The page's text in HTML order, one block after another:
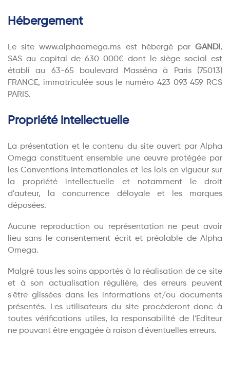
Hébergement
Le site www.alphaomega.ms est hébergé par GANDI ,
SAS au capital de 630 000€ dont le siège social est
établi au 63-65 boulevard Masséna à Paris (75013)
FRANCE, immatriculée sous le numéro 423 093 459 RCS
PARIS.
Propriété intellectuelle
La présentation et le contenu du site ouvert par Alpha
Omega constituent ensemble une œuvre protégée par
les Conventions Internationales et les lois en vigueur sur
la propriété intellectuelle et notamment le droit
d'auteur, la concurrence déloyale et les marques
déposées.
Aucune reproduction ou représentation ne peut avoir
lieu sans le consentement écrit et préalable de Alpha
Omega.
Malgré tous les soins apportés à la réalisation de ce site
et à son actualisation régulière, des erreurs peuvent
s'être glissées dans les informations et/ou documents
présentés. Les utilisateurs du site procéderont donc à
toutes vérifications utiles, la responsabilité de l'Editeur
ne pouvant être engagée à raison d'éventuelles erreurs.